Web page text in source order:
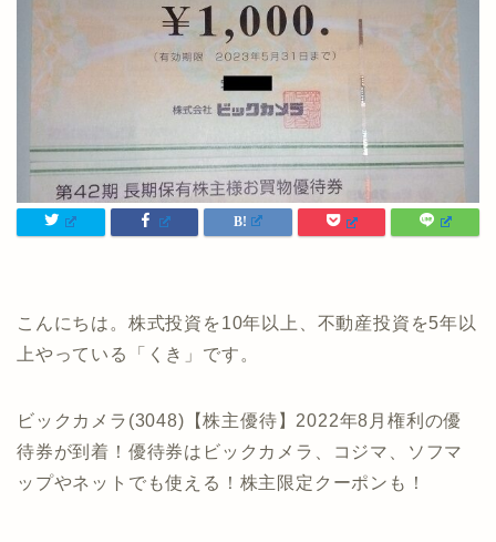
こんにちは。株式投資を10年以上、不動産投資を5年以
上やっている「くき」です。
ビックカメラ(3048)【株主優待】2022年8月権利の優
待券が到着！優待券はビックカメラ、コジマ、ソフマ
ップやネットでも使える！株主限定クーポンも！